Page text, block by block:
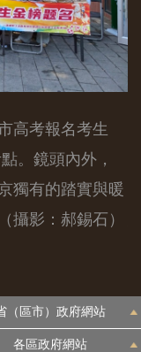
高考報名考生
。鏡頭內外，
獨有的踏實與暖
攝影：郝錫石）
（區市）政府網站
各區政府網站